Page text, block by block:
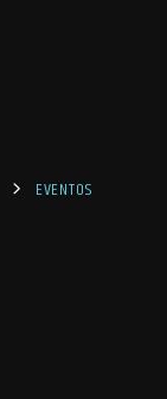
EVENTOS